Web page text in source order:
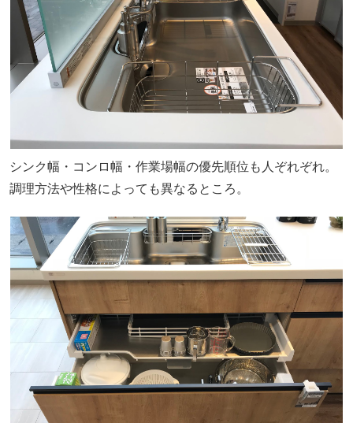
シンク幅・コンロ幅・作業場幅の優先順位も人ぞれぞれ。
調理方法や性格によっても異なるところ。